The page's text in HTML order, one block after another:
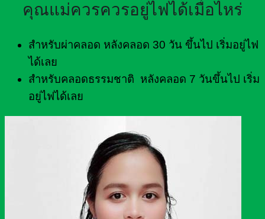
คุณแม่ควรควรอยู่ไฟได้เมื่อไหร่
สำหรับผ่าคลอด หลังคลอด 30 วัน ขึ้นไป เริ่มอยู่ไฟ
ได้เลย
สำหรับคลอดธรรมชาติ หลังคลอด 7 วันขึ้นไป เริ่ม
อยู่ไฟได้เลย